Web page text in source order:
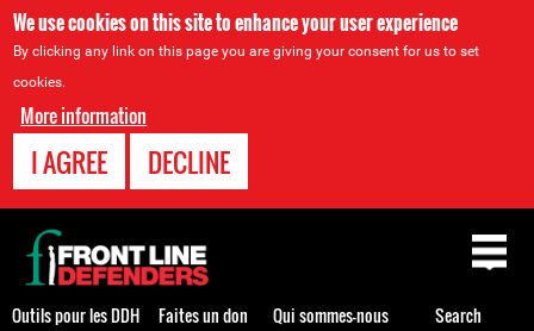
We use cookies on this site to enhance your user experience
By clicking any link on this page you are giving your consent for us to set
cookies.
More information
I AGREE DECLINE
Back
to
top
Outils pour les DDH Faites un don
Qui sommes-nous
Search